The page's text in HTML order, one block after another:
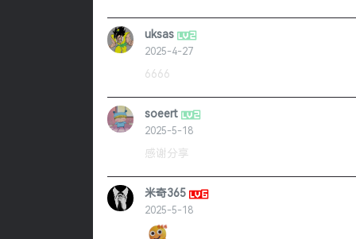
uksas
2025-4-27
6666
soeert
2025-5-18
感谢分享
米奇365
2025-5-18